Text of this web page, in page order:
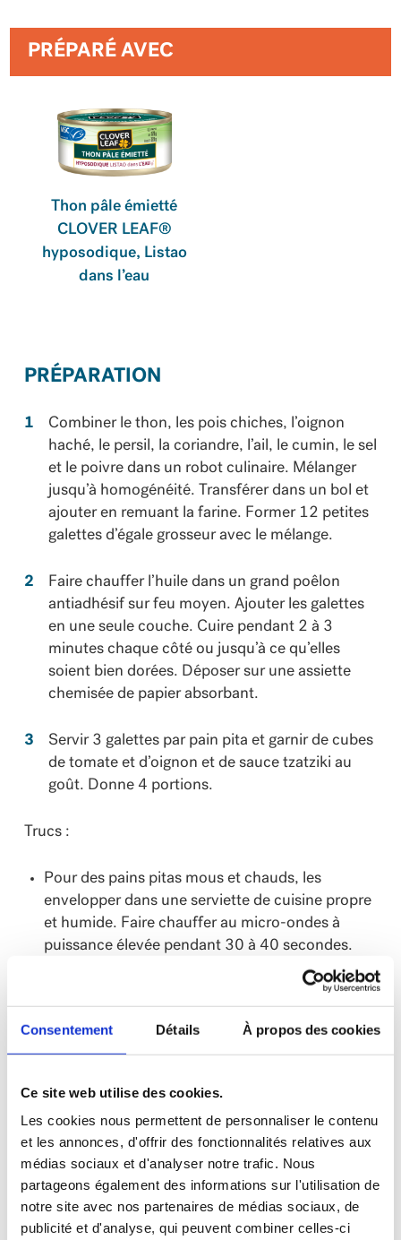
Consentement Détails À propos des cookies
Ce site web utilise des cookies.
Les cookies nous permettent de personnaliser le contenu
et les annonces, d'offrir des fonctionnalités relatives aux
médias sociaux et d'analyser notre trafic. Nous
partageons également des informations sur l'utilisation de
notre site avec nos partenaires de médias sociaux, de
publicité et d'analyse, qui peuvent combiner celles-ci
PRÉPARÉ AVEC
Thon pâle émietté
CLOVER LEAF®
hyposodique, Listao
dans l’eau
PRÉPARATION
Combiner le thon, les pois chiches, l’oignon
haché, le persil, la coriandre, l’ail, le cumin, le sel
et le poivre dans un robot culinaire. Mélanger
jusqu’à homogénéité. Transférer dans un bol et
ajouter en remuant la farine. Former 12 petites
galettes d’égale grosseur avec le mélange.
Faire chauffer l’huile dans un grand poêlon
antiadhésif sur feu moyen. Ajouter les galettes
en une seule couche. Cuire pendant 2 à 3
minutes chaque côté ou jusqu’à ce qu’elles
soient bien dorées. Déposer sur une assiette
chemisée de papier absorbant.
Servir 3 galettes par pain pita et garnir de cubes
de tomate et d’oignon et de sauce tzatziki au
goût. Donne 4 portions.
Trucs :
Pour des pains pitas mous et chauds, les
envelopper dans une serviette de cuisine propre
et humide. Faire chauffer au micro-ondes à
puissance élevée pendant 30 à 40 secondes.
Omettre la coriandre et doubler le persil, si vous